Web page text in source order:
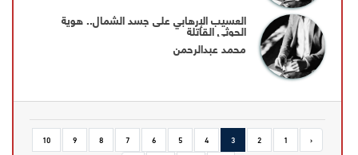
العسيب الإرهابي على جسد الشمال.. هوية
الحوثي القاتلة
محمد عبدالرحمن
‹
1
2
3
4
5
6
7
8
9
10